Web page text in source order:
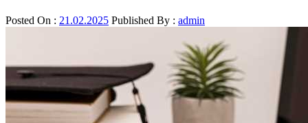
Posted On : 21.02.2025 Published By : admin